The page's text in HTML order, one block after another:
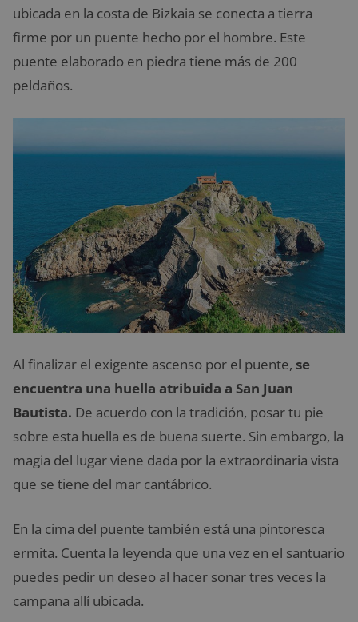
ubicada en la costa de Bizkaia se conecta a tierra
firme por un puente hecho por el hombre. Este
puente elaborado en piedra tiene más de 200
peldaños.
Al finalizar el exigente ascenso por el puente, se
encuentra una huella atribuida a San Juan
Bautista. De acuerdo con la tradición, posar tu pie
sobre esta huella es de buena suerte. Sin embargo, la
magia del lugar viene dada por la extraordinaria vista
que se tiene del mar cantábrico.
En la cima del puente también está una pintoresca
ermita. Cuenta la leyenda que una vez en el santuario
puedes pedir un deseo al hacer sonar tres veces la
campana allí ubicada.